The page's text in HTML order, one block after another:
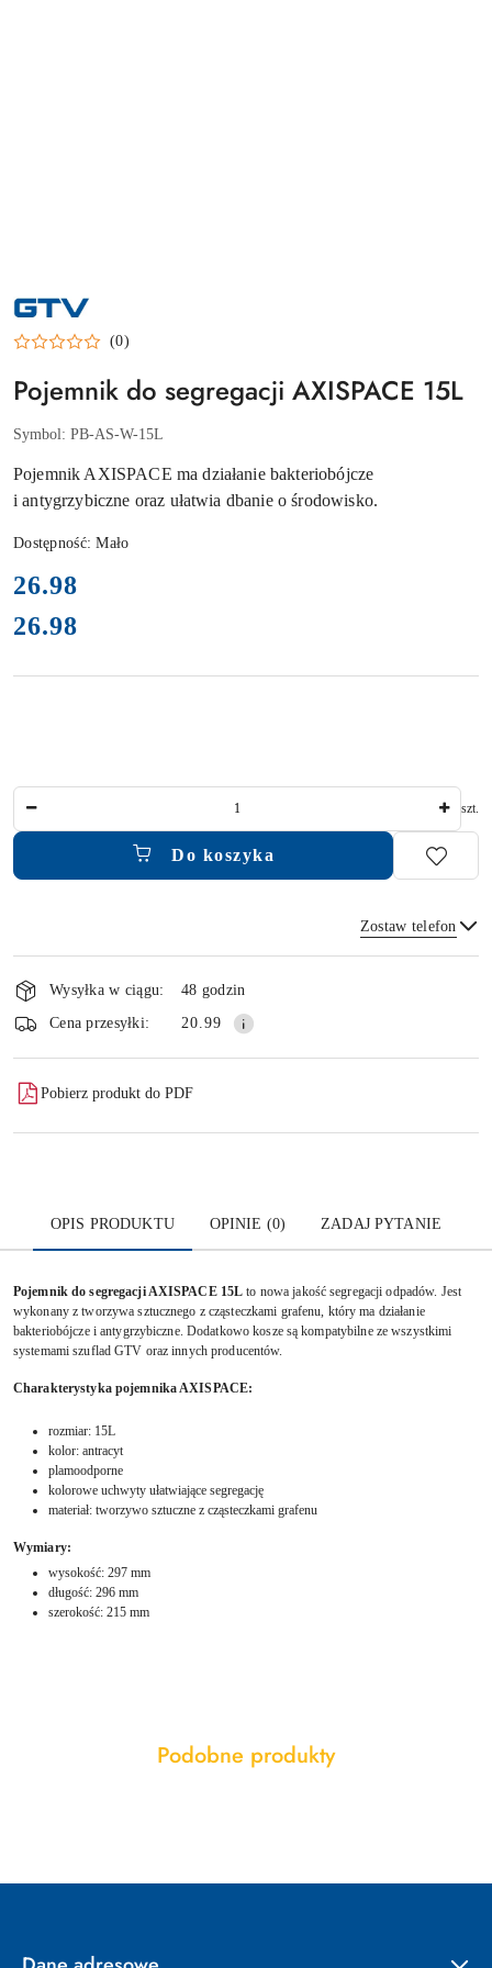
NAZWA
PRODUCENTA:
GTV
(0)
Pojemnik do segregacji AXISPACE 15L
Symbol: PB-AS-W-15L
Pojemnik AXISPACE ma działanie bakteriobójcze
i antygrzybiczne oraz ułatwia dbanie o środowisko.
Dostępność:Mało
cena:
26.98
Cena:
26.98
szt.
Do koszyka
Zostaw telefon
Wyślij
Dostępność
i
dostawa
Wysyłka w ciągu:
48 godzin
Cena przesyłki:
20.99
Pobierz produkt do PDF
OPIS PRODUKTU OPINIE (0) ZADAJ PYTANIE
Pojemnik do segregacji AXISPACE 15Lto nowa jakość segregacji odpadów. Jest
wykonany z tworzywa sztucznego z cząsteczkami grafenu, który ma działanie
bakteriobójcze i antygrzybiczne. Dodatkowo kosze są kompatybilne ze wszystkimi
systemami szuflad GTV oraz innych producentów.
Charakterystyka pojemnika AXISPACE:
rozmiar: 15L
kolor: antracyt
plamoodporne
kolorowe uchwyty ułatwiające segregację
materiał: tworzywo sztuczne z cząsteczkami grafenu
Wymiary:
wysokość: 297 mm
długość: 296 mm
szerokość: 215 mm
Pomiń karuzelę produktów
Produkty
Podobne produkty